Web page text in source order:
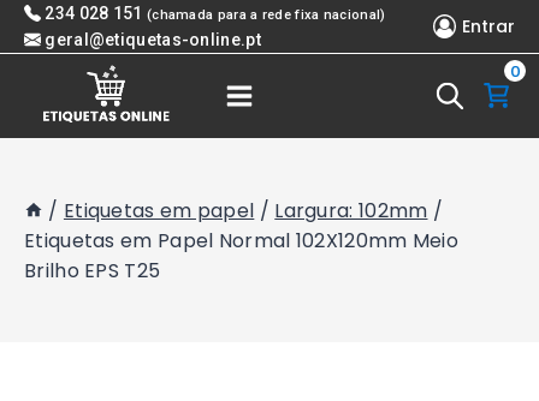
Skip 234 028 151 (chamada para a rede fixa nacional)
geral@etiquetas-online.pt
Entrar
0
/ Etiquetas em papel / Largura: 102mm /
Etiquetas em Papel Normal 102X120mm Meio
Brilho EPS T25